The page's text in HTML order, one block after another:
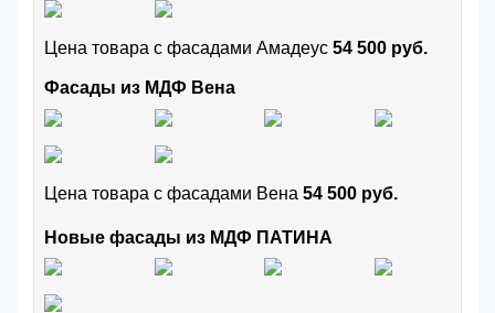
Цена товара с фасадами Амадеус 54 500 руб.
Фасады из МДФ Вена
Цена товара с фасадами Вена 54 500 руб.
Новые фасады из МДФ ПАТИНА